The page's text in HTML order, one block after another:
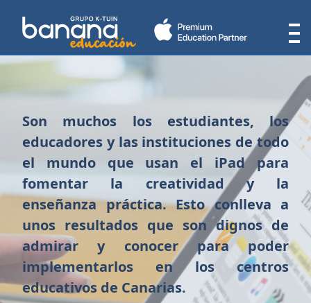
Son muchos los estudiantes, los
educadores y las instituciones de todo
el mundo que usan el iPad para
fomentar la creatividad y la
enseñanza práctica. Esto conlleva a
unos resultados que son dignos de
admirar y conocer para poder
implementarlos en los centros
educativos de Canarias.